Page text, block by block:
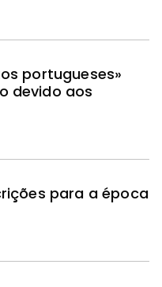
portugueses»
devido aos
para a época